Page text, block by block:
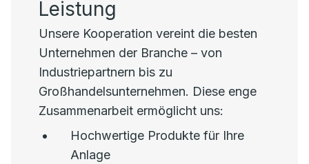
Leistung
Unsere Kooperation vereint die besten
Unternehmen der Branche – von
Industriepartnern bis zu
Großhandelsunternehmen. Diese enge
Zusammenarbeit ermöglicht uns:
Hochwertige Produkte für Ihre
Anlage